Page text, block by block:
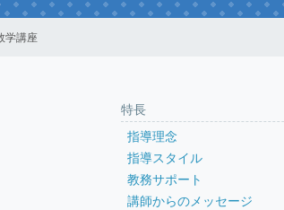
学講座
特長
指導理念
指導スタイル
教務サポート
講師からのメッセージ